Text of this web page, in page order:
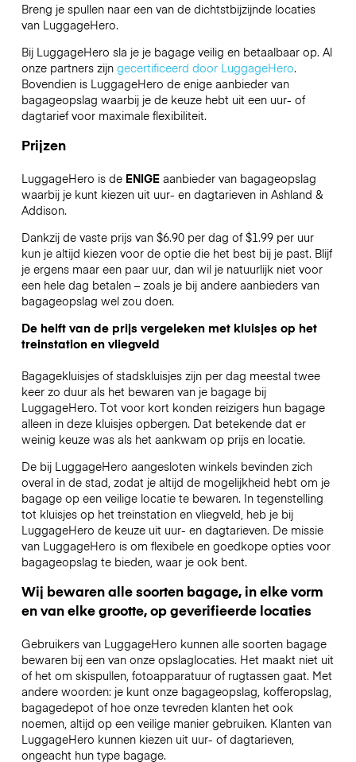
Breng je spullen naar een van de dichtstbijzijnde locaties
van LuggageHero.
Bij LuggageHero sla je je bagage veilig en betaalbaar op. Al
onze partners zijn gecertificeerd door LuggageHero.
Bovendien is LuggageHero de enige aanbieder van
bagageopslag waarbij je de keuze hebt uit een uur- of
dagtarief voor maximale flexibiliteit.
Prijzen
LuggageHero is de ENIGEaanbieder van bagageopslag
waarbij je kunt kiezen uit uur- en dagtarieven in Ashland &
Addison.
Dankzij de vaste prijs van $6.90 per dag of $1.99 per uur
kun je altijd kiezen voor de optie die het best bij je past. Blijf
je ergens maar een paar uur, dan wil je natuurlijk niet voor
een hele dag betalen – zoals je bij andere aanbieders van
bagageopslag wel zou doen.
De helft van de prijs vergeleken met kluisjes op het
treinstation en vliegveld
Bagagekluisjes of stadskluisjes zijn per dag meestal twee
keer zo duur als het bewaren van je bagage bij
LuggageHero. Tot voor kort konden reizigers hun bagage
alleen in deze kluisjes opbergen. Dat betekende dat er
weinig keuze was als het aankwam op prijs en locatie.
De bij LuggageHero aangesloten winkels bevinden zich
overal in de stad, zodat je altijd de mogelijkheid hebt om je
bagage op een veilige locatie te bewaren. In tegenstelling
tot kluisjes op het treinstation en vliegveld, heb je bij
LuggageHero de keuze uit uur- en dagtarieven. De missie
van LuggageHero is om flexibele en goedkope opties voor
bagageopslag te bieden, waar je ook bent.
Wij bewaren alle soorten bagage, in elke vorm
en van elke grootte, op geverifieerde locaties
Gebruikers van LuggageHero kunnen alle soorten bagage
bewaren bij een van onze opslaglocaties. Het maakt niet uit
of het om skispullen, fotoapparatuur of rugtassen gaat. Met
andere woorden: je kunt onze bagageopslag, kofferopslag,
bagagedepot of hoe onze tevreden klanten het ook
noemen, altijd op een veilige manier gebruiken. Klanten van
LuggageHero kunnen kiezen uit uur- of dagtarieven,
ongeacht hun type bagage.